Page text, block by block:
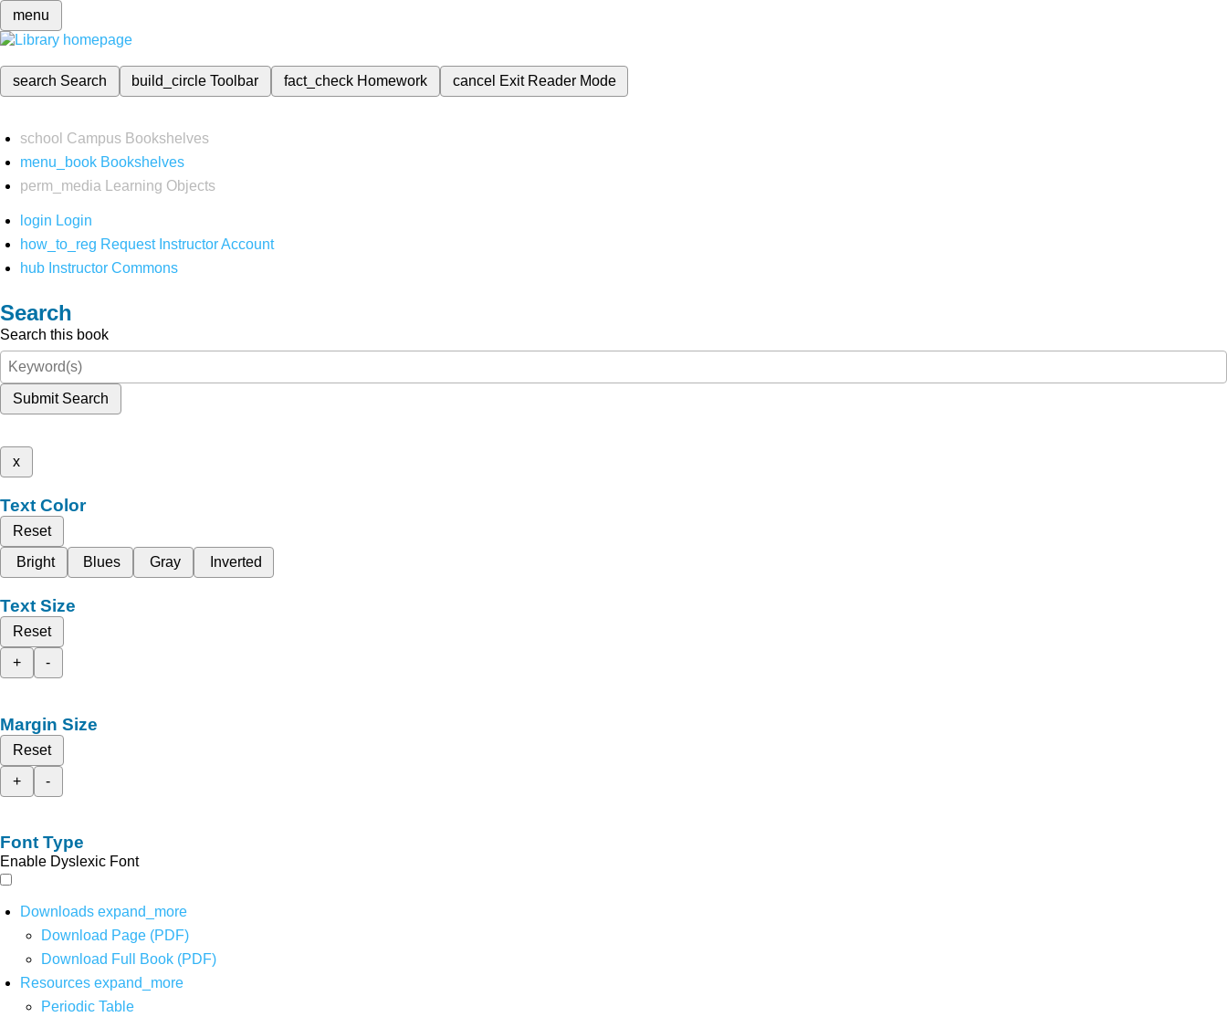
menu
search Search build_circleToolbar fact_check Homework cancel Exit Reader Mode
school Campus Bookshelves
menu_book Bookshelves
perm_media
Learning Objects
login Login
how_to_reg Request Instructor Account
hub Instructor Commons
Search
Search this book
Submit Search
x
Text Color
Reset
Bright
Blues Gray Inverted
Text Size
Reset
+
-
Margin Size
Reset
+
-
Font Type
Enable Dyslexic Font
Downloads expand_more
Download Page (PDF)
Download Full Book (PDF)
Resources expand_more
Periodic Table